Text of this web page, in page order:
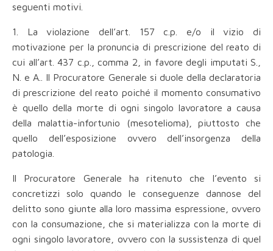
seguenti motivi.
1. La violazione dell’art. 157 c.p. e/o il vizio di
motivazione per la pronuncia di prescrizione del reato di
cui all’art. 437 c.p., comma 2, in favore degli imputati S.,
N. e A.. Il Procuratore Generale si duole della declaratoria
di prescrizione del reato poiché il momento consumativo
è quello della morte di ogni singolo lavoratore a causa
della malattia-infortunio (mesotelioma), piuttosto che
quello dell’esposizione ovvero dell’insorgenza della
patologia.
Il Procuratore Generale ha ritenuto che l’evento si
concretizzi solo quando le conseguenze dannose del
delitto sono giunte alla loro massima espressione, ovvero
con la consumazione, che si materializza con la morte di
ogni singolo lavoratore, ovvero con la sussistenza di quel